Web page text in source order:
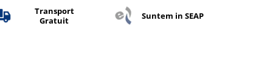
Transport
Gratuit
Suntem in SEAP